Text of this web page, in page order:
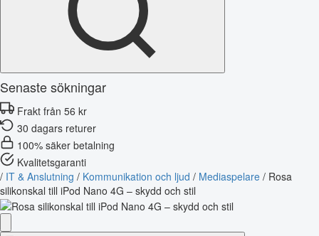
Senaste sökningar
Frakt från 56 kr
30 dagars returer
100% säker betalning
Kvalitetsgaranti
/ IT & Anslutning / Kommunikation och ljud / Mediaspelare / Rosa
silikonskal till iPod Nano 4G – skydd och stil